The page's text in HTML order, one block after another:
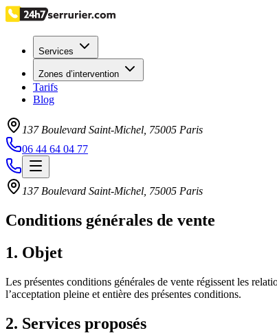
Services
Zones d’intervention
Tarifs
Blog
137 Boulevard Saint-Michel 75005 Paris
06 44 64 04 77
137 Boulevard Saint-Michel 75005 Paris
Conditions générales de vente
1. Objet
Les présentes conditions générales de vente régissent les
l’acceptation pleine et entière des présentes conditions.
2. Services proposés